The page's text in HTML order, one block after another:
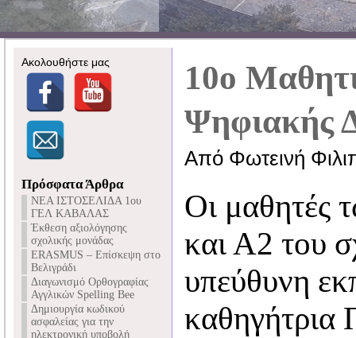
Ακολουθήστε μας
Πρόσφατα Άρθρα
NEA ΙΣΤΟΣΕΛΙΔΑ 1ου
ΓΕΛ ΚΑΒΑΛΑΣ
Έκθεση αξιολόγησης
σχολικής μονάδας
ERASMUS – Επίσκεψη στο
Βελιγράδι
Διαγωνισμό Ορθογραφίας
Αγγλικών Spelling Bee
Δημιουργία κωδικού
ασφαλείας για την
ηλεκτρονική υποβολή
10ο
Ψηφιακής
Από Φωτεινή
Οι μαθητές
και Α2 του
υπεύθυνη
καθηγήτρια